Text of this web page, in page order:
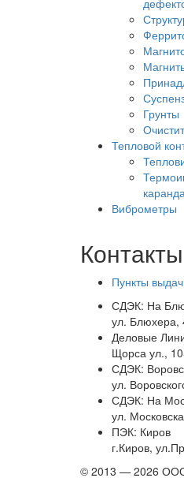
Грунты
Тепловой
Виброметры
Контакты
Пункты
СДЭК: На
ул. Блюхера,
Деловые
Щорса ул.,
СДЭК:
ул.
СДЭК: На
ул.
ПЭК: Киров
г.Киров,
© 2013 — 2026